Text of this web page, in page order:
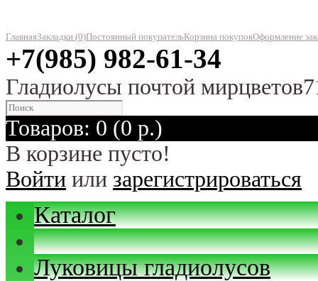
ГлавнаяЗакладки (0)Постоянный покупательКорзина покупокОформление
+7(985) 982-61-34
Гладиолусы почтой
Товаров: 0 (0 р.)
В корзине пусто!
Войти или зарегистрироваться
Каталог
Луковицы гладиолусов